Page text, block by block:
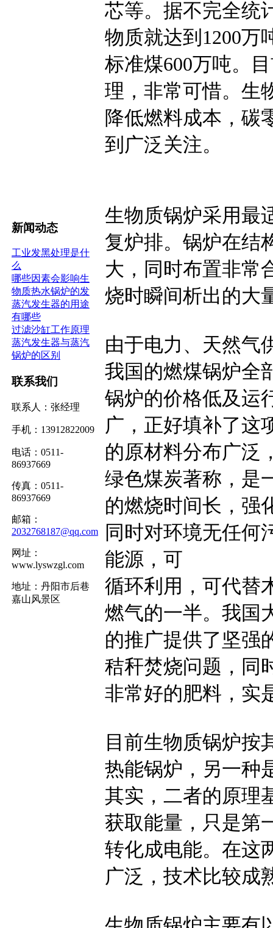
新闻动态
工业发黑处理是什
么
哪些因素会影响生
物质热水锅炉的发
蒸汽发生器的用途
有哪些
过滤沙缸工作原理
蒸汽发生器与蒸汽
锅炉的区别
联系我们
联系人：张经理
手机：13912822009
电话：0511-
86937669
传真：0511-
86937669
邮箱：
2032768187@qq.com
网址：
www.lyswzgl.com
地址：丹阳市后巷
嘉山风景区
芯等。据不完全统
物质就达到1200万
标准煤600万吨。
理，非常可惜。生
降低燃料成本，碳
到广泛关注。
生物质锅炉采用最
复炉排。锅炉在结
大，同时布置非常
烧时瞬间析出的大
由于电力、天然气
我国的燃煤锅炉全
锅炉的价格低及运
广，正好填补了这
的原材料分布广泛
绿色煤炭著称，是
的燃烧时间长，强
同时对环境无任何
能源，可
循环利用，可代替
燃气的一半。我国
的推广提供了坚强
秸秆焚烧问题，同
非常好的肥料，实
目前生物质锅炉按
热能锅炉，另一种
其实，二者的原理
获取能量，只是第
转化成电能。在这
广泛，技术比较成